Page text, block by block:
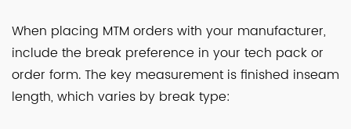
When placing MTM orders with your manufacturer,
include the break preference in your tech pack or
order form. The key measurement is finished inseam
length, which varies by break type: